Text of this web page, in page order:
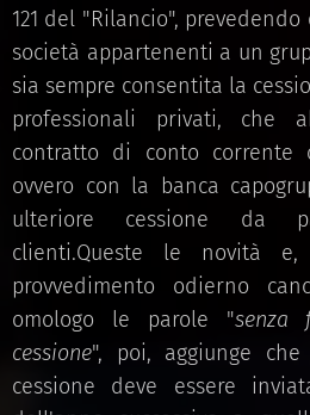
121 del "Rilancio",
società appartenenti a un
sia sempre consentita la
professionali privati, che
contratto di conto corrente
ovvero con la banca
ulteriore cessione da
clienti.Queste le novità
provvedimento odierno
omologo le parole "senza
cessione", poi, aggiunge
cessione deve essere